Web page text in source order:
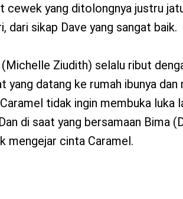
cewek yang ditolongnya justru
dari sikap Dave yang sangat baik.
Ziudith) selalu ribut
datang ke rumah ibunya dan
tidak ingin membuka luka
di saat yang bersamaan Bima
mengejar cinta Caramel.